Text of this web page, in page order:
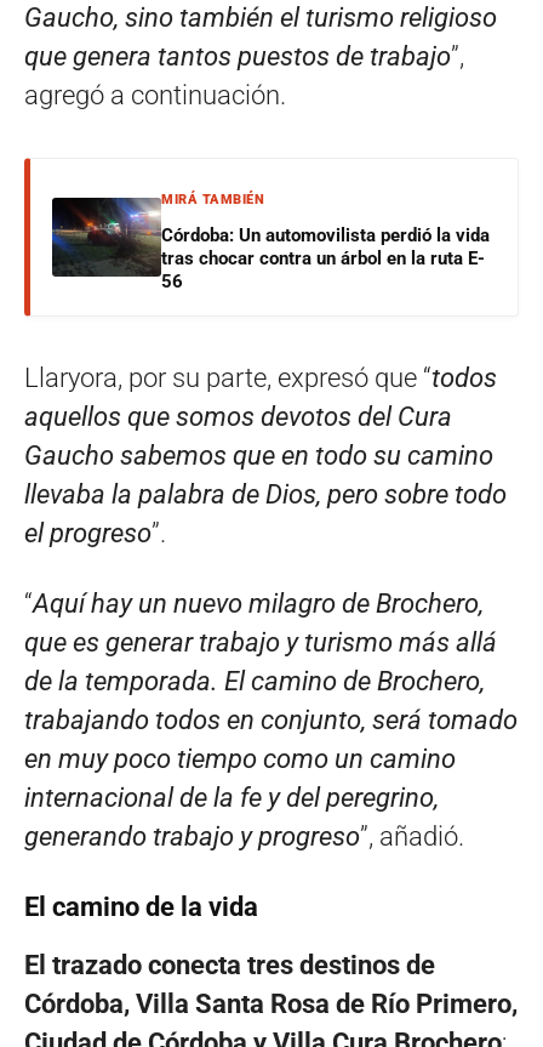
Gaucho, sino también el turismo religioso
que genera tantos puestos de trabajo”,
agregó a continuación.
MIRÁ TAMBIÉN
Córdoba: Un automovilista perdió la vida
tras chocar contra un árbol en la ruta E-
56
Llaryora, por su parte, expresó que “todos
aquellos que somos devotos del Cura
Gaucho sabemos que en todo su camino
llevaba la palabra de Dios, pero sobre todo
el progreso”.
“Aquí hay un nuevo milagro de Brochero,
que es generar trabajo y turismo más allá
de la temporada. El camino de Brochero,
trabajando todos en conjunto, será tomado
en muy poco tiempo como un camino
internacional de la fe y del peregrino,
generando trabajo y progreso”, añadió.
El camino de la vida
El trazado conecta tres destinos de
Córdoba, Villa Santa Rosa de Río Primero,